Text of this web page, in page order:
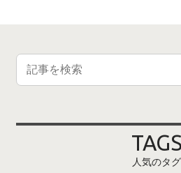
TAGS
人気のタグ